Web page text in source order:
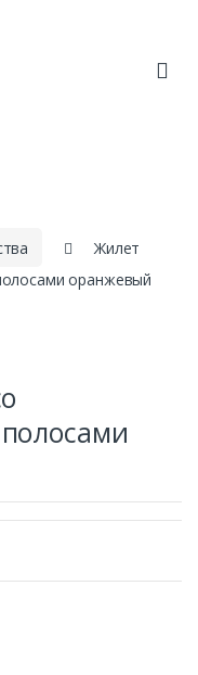
Жилет
оранжевый